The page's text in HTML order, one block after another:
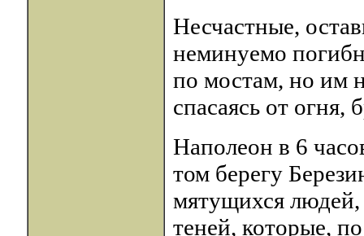
Несчастные,
неминуемо
по мостам, но им
спасаясь от огня,
Наполеон в 6
том берегу
мятущихся людей,
теней, которые,